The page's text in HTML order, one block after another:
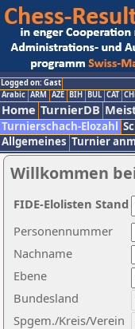
Logged on: Gast
Arabic ARM AZE BIH BUL CAT
Home TurnierDB
Turnierschach-Elozahl
Allgemeines Turnier
Willkommen
Nachname
Ebene
Personennummer
Bundesland
Spgem./Kreis/Verein
FIDE-Elolisten Stand